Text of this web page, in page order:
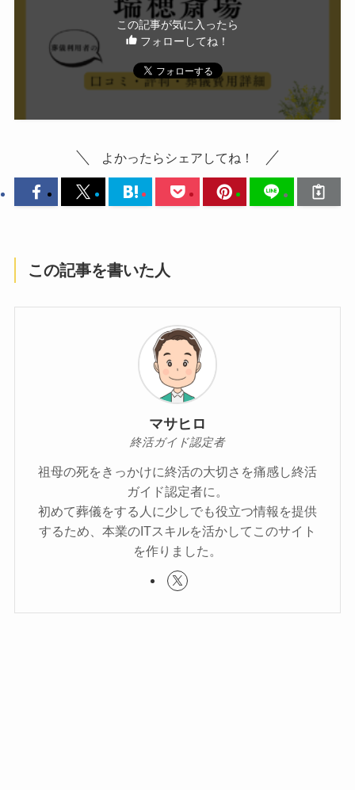
この記事が気に入ったら
フォローしてね！
よかったらシェアしてね！
この記事を書いた人
マサヒロ
終活ガイド認定者
祖母の死をきっかけに終活の大切さを痛感し終活
ガイド認定者に。
初めて葬儀をする人に少しでも役立つ情報を提供
するため、本業のITスキルを活かしてこのサイト
を作りました。